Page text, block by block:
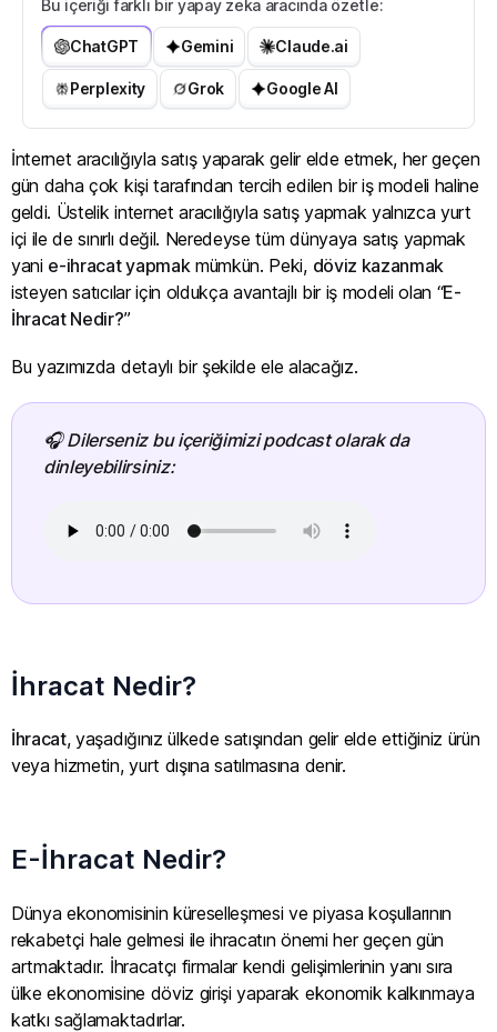
Bu içeriği farklı bir yapay zeka aracında özetle:
ChatGPT Gemini Claude.ai
Perplexity Grok Google AI
İnternet aracılığıyla satış yaparak gelir elde etmek, her geçen
gün daha çok kişi tarafından tercih edilen bir iş modeli haline
geldi. Üstelik internet aracılığıyla satış yapmak yalnızca yurt
içi ile de sınırlı değil. Neredeyse tüm dünyaya satış yapmak
yani e-ihracat yapmakmümkün. Peki, döviz kazanmak
isteyen satıcılar için oldukça avantajlı bir iş modeli olan “E-
İhracat Nedir?”
Bu yazımızda detaylı bir şekilde ele alacağız.
🎧 Dilerseniz bu içeriğimizi podcast olarak da
dinleyebilirsiniz:
İhracat Nedir?
İhracat, yaşadığınız ülkede satışından gelir elde ettiğiniz ürün
veya hizmetin, yurt dışına satılmasına denir.
E-İhracat Nedir?
Dünya ekonomisinin küreselleşmesi ve piyasa koşullarının
rekabetçi hale gelmesi ile ihracatın önemi her geçen gün
artmaktadır. İhracatçı firmalar kendi gelişimlerinin yanı sıra
ülke ekonomisine döviz girişi yaparak ekonomik kalkınmaya
katkı sağlamaktadırlar.